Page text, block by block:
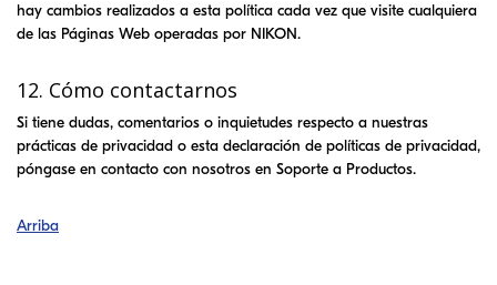
hay cambios realizados a esta política cada vez que visite cualquiera
de las Páginas Web operadas por NIKON.
12. Cómo contactarnos
Si tiene dudas, comentarios o inquietudes respecto a nuestras
prácticas de privacidad o esta declaración de políticas de privacidad,
póngase en contacto con nosotros en Soporte a Productos.
Arriba